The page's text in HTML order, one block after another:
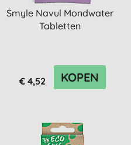
Smyle Navul Mondwater
Tabletten
€ 4,52 KOPEN